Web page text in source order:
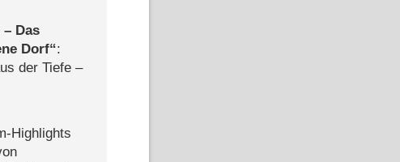
Das
Dorf :
der Tiefe –
Highlights